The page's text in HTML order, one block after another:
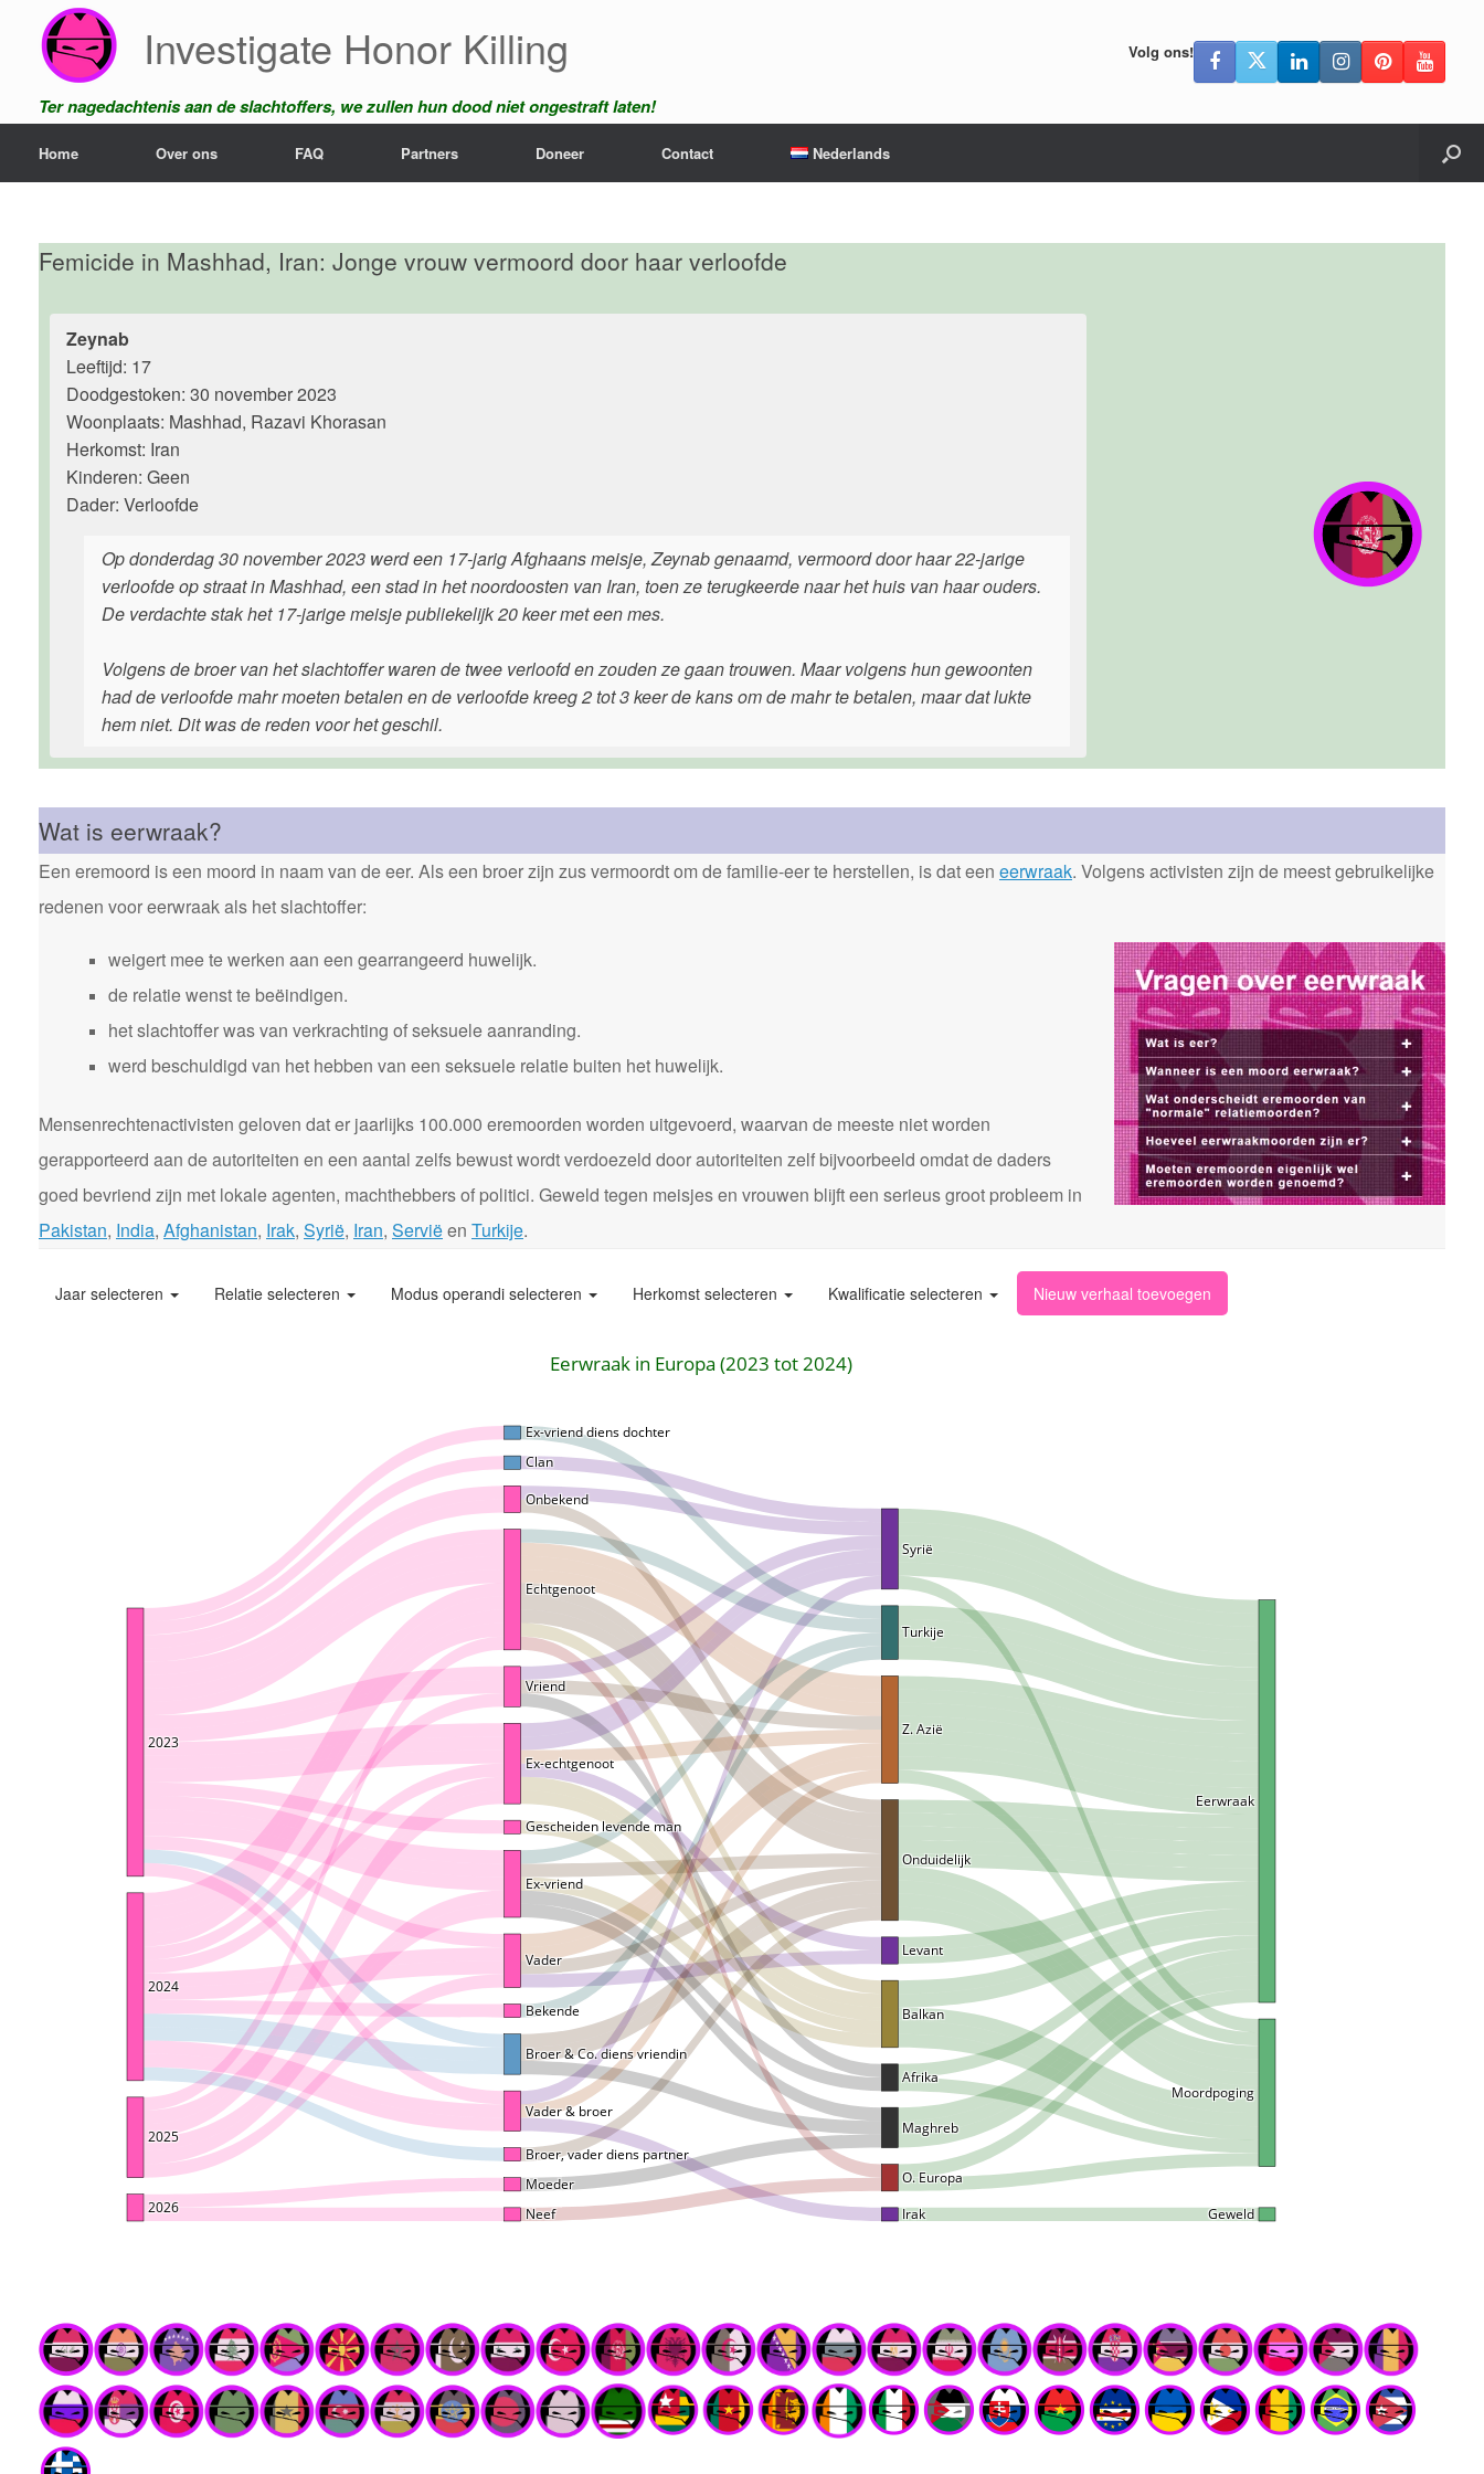
Investigate Honor Killing
Ter nagedachtenis aan de slachtoffers, we zullen hun dood niet ongestraft laten!
Volg ons!
Home Over ons FAQ Partners Doneer Contact Nederlands
Femicide in Mashhad, Iran: Jonge vrouw vermoord door haar verloofde
Zeynab
Leeftijd: 17
Doodgestoken: 30 november 2023
Woonplaats: Mashhad, Razavi Khorasan
Herkomst: Iran
Kinderen: Geen
Dader: Verloofde
Op donderdag 30 november 2023 werd een 17-jarig Afghaans meisje, Zeynab genaamd, vermoord door haar 22-jarige
verloofde op straat in Mashhad, een stad in het noordoosten van Iran, toen ze terugkeerde naar het huis van haar ouders.
De verdachte stak het 17-jarige meisje publiekelijk 20 keer met een mes.
Volgens de broer van het slachtoffer waren de twee verloofd en zouden ze gaan trouwen. Maar volgens hun gewoonten
had de verloofde mahr moeten betalen en de verloofde kreeg 2 tot 3 keer de kans om de mahr te betalen, maar dat lukte
hem niet. Dit was de reden voor het geschil.
Wat is eerwraak?
Een eremoord is een moord in naam van de eer. Als een broer zijn zus vermoordt om de familie-eer te herstellen, is dat een eerwraak. Volgens activisten zijn de meest gebruikelijke
redenen voor eerwraak als het slachtoffer:
weigert mee te werken aan een gearrangeerd huwelijk.
de relatie wenst te beëindigen.
het slachtoffer was van verkrachting of seksuele aanranding.
werd beschuldigd van het hebben van een seksuele relatie buiten het huwelijk.
Mensenrechtenactivisten geloven dat er jaarlijks 100.000 eremoorden worden uitgevoerd, waarvan de meeste niet worden
gerapporteerd aan de autoriteiten en een aantal zelfs bewust wordt verdoezeld door autoriteiten zelf bijvoorbeeld omdat de daders
goed bevriend zijn met lokale agenten, machthebbers of politici. Geweld tegen meisjes en vrouwen blijft een serieus groot probleem in
Pakistan, India, Afghanistan, Irak, Syrië, Iran, Serviëen Turkije.